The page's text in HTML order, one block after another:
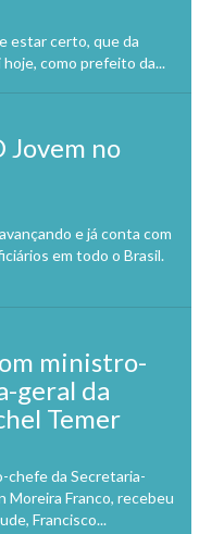
estar certo, que da
como prefeito da...
Jovem no
e já conta com
em todo o Brasil.
ministro-
geral da
Temer
chefe da Secretaria-
Moreira Franco, recebeu
Francisco...